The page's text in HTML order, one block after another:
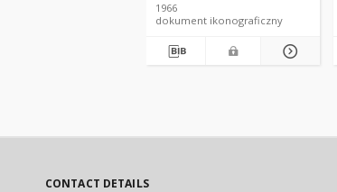
1966
dokument ikonograficzny
CONTACT DETAILS